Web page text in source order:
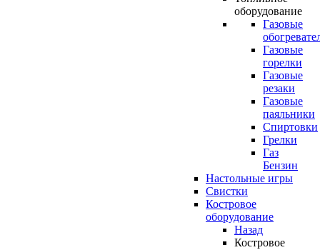
оборудование
Газовые
Газовые
горелки
Газовые
резаки
Газовые
паяльники
Спиртовки
Грелки
Газ
Бензин
Настольные игры
Свистки
Костровое
оборудование
Назад
Костровое